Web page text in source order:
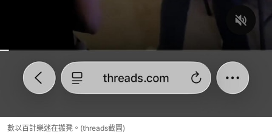
數以百計樂迷在搬凳。(threads截圖)